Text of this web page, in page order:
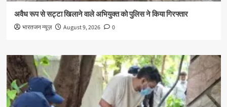
अवैध रूप से सट्टा खिलाने वाले अभियुक्त को पुलिस ने किया गिरफ्तार
भारतजन न्यूज़ August 9, 2026 0